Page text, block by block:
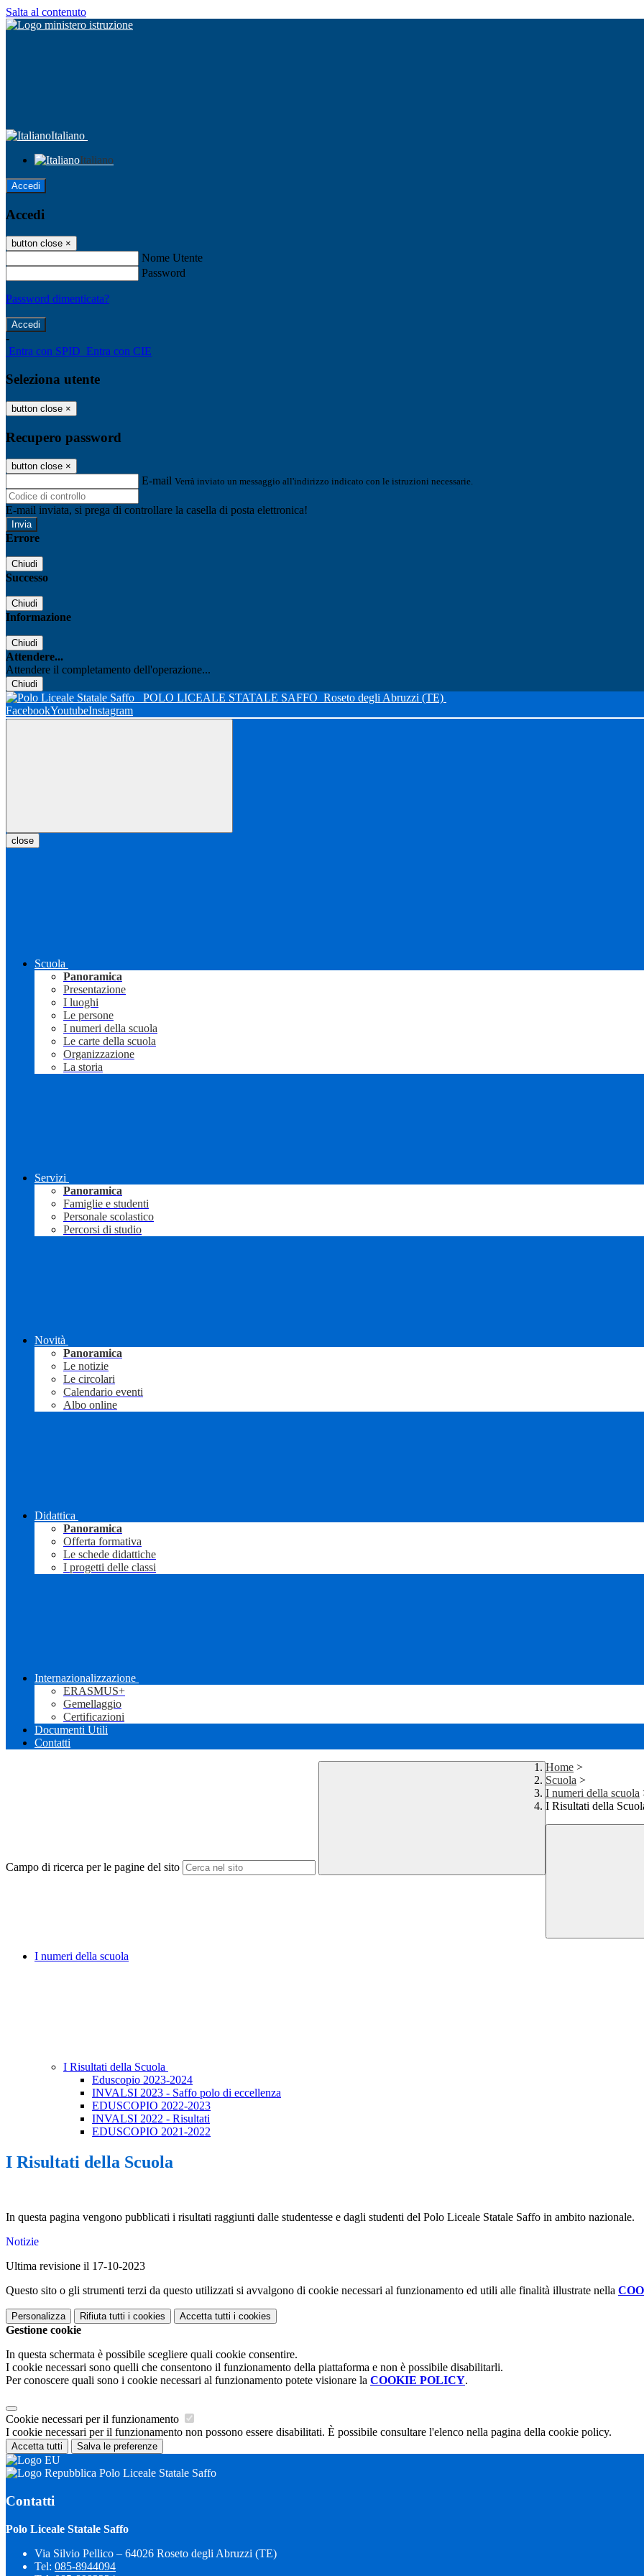
Salta al contenuto
Italiano
Italiano
Accedi
Accedi
button close ×
Nome Utente
Password
Password dimenticata?
-
Entra con SPID Entra con CIE
Seleziona utente
button close ×
Recupero password
button close ×
E-mail Verrà inviato un messaggio all'indirizzo indicato con le istruzioni necessarie.
E-mail inviata, si prega di controllare la casella di posta elettronica!
Errore
Chiudi
Successo
Chiudi
Informazione
Chiudi
Attendere...
Attendere il completamento dell'operazione...
Chiudi
POLO LICEALE STATALE SAFFO Roseto degli Abruzzi (TE)
FacebookYoutubeInstagram
close
Scuola
Panoramica
Presentazione
I luoghi
Le persone
I numeri della scuola
Le carte della scuola
Organizzazione
La storia
Servizi
Panoramica
Famiglie e studenti
Personale scolastico
Percorsi di studio
Novità
Panoramica
Le notizie
Le circolari
Calendario eventi
Albo online
Didattica
Panoramica
Offerta formativa
Le schede didattiche
I progetti delle classi
Internazionalizzazione
ERASMUS+
Gemellaggio
Certificazioni
Documenti Utili
Contatti
Campo di ricerca per le pagine del sito
Home >
Scuola >
I numeri della scuola
I Risultati della
I numeri della scuola
I Risultati della Scuola
Eduscopio 2023-2024
INVALSI 2023 - Saffo polo di eccellenza
EDUSCOPIO 2022-2023
INVALSI 2022 - Risultati
EDUSCOPIO 2021-2022
I Risultati della Scuola
In questa pagina vengono pubblicati i risultati raggiunti dalle studentesse e dagli studenti del Polo Liceale Statale Saffo in ambito nazionale.
Notizie
Ultima revisione il 17-10-2023
Questo sito o gli strumenti terzi da questo utilizzati si avvalgono di cookie necessari al funzionamento ed utili alle finalità illustrate nella
Personalizza Rifiuta tutti i cookies Accetta tutti i cookies
Gestione cookie
In questa schermata è possibile scegliere quali cookie consentire.
I cookie necessari sono quelli che consentono il funzionamento della piattaforma e non è possibile disabilitarli.
Per conoscere quali sono i cookie necessari al funzionamento potete visionare la COOKIE POLICY.
Cookie necessari per il funzionamento
I cookie necessari per il funzionamento non possono essere disabilitati. È possibile consultare l'elenco nella pagina della cookie policy.
Accetta tutti Salva le preferenze
Polo Liceale Statale Saffo
Contatti
Polo Liceale Statale Saffo
Via Silvio Pellico – 64026 Roseto degli Abruzzi (TE)
Tel: 085-8944094